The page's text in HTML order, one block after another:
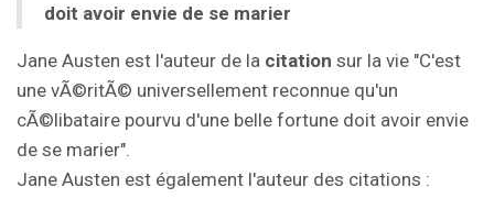
doit avoir envie de se marier
Jane Austen est l'auteur de la citation sur la vie "C'est
une vÃ©ritÃ© universellement reconnue qu'un
cÃ©libataire pourvu d'une belle fortune doit avoir envie
de se marier".
Jane Austen est également l'auteur des citations :